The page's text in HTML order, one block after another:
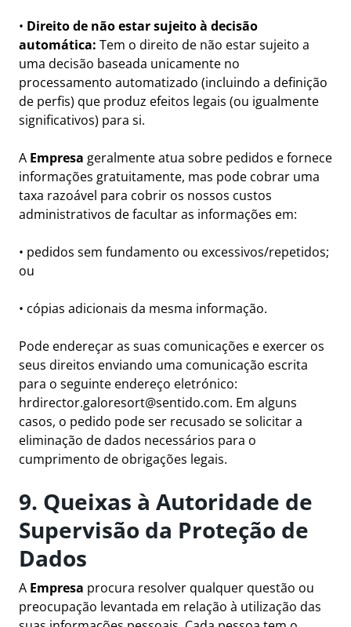
• Direito de não estar sujeito à decisão
automática: Tem o direito de não estar sujeito a
uma decisão baseada unicamente no
processamento automatizado (incluindo a definição
de perfis) que produz efeitos legais (ou igualmente
significativos) para si.
A Empresa geralmente atua sobre pedidos e fornece
informações gratuitamente, mas pode cobrar uma
taxa razoável para cobrir os nossos custos
administrativos de facultar as informações em:
• pedidos sem fundamento ou excessivos/repetidos;
ou
• cópias adicionais da mesma informação.
Pode endereçar as suas comunicações e exercer os
seus direitos enviando uma comunicação escrita
para o seguinte endereço eletrónico:
hrdirector.galoresort@sentido.com. Em alguns
casos, o pedido pode ser recusado se solicitar a
eliminação de dados necessários para o
cumprimento de obrigações legais.
9. Queixas à Autoridade de
Supervisão da Proteção de
Dados
A Empresa procura resolver qualquer questão ou
preocupação levantada em relação à utilização das